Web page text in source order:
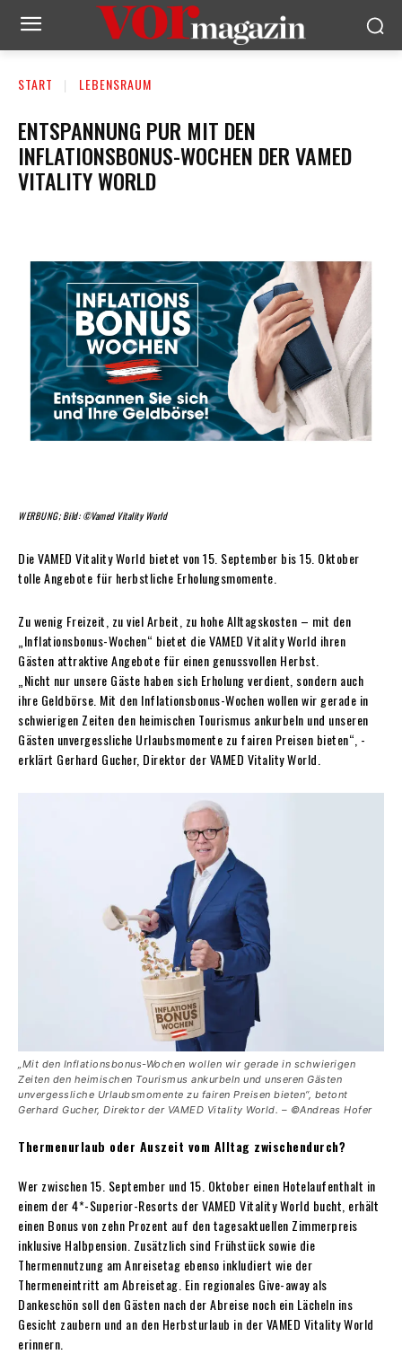
START LEBENSRAUM
ENTSPANNUNG PUR MIT DEN
INFLATIONSBONUS-WOCHEN DER VAMED
VITALITY WORLD
WERBUNG; Bild: ©Vamed Vitality World
Die VAMED Vitality World bietet von 15. September bis 15. Oktober
tolle Angebote für herbstliche Erholungsmomente.
Zu wenig Freizeit, zu viel Arbeit, zu hohe Alltagskosten – mit den
„Inflationsbonus-Wochen“ bietet die VAMED Vitality World ihren
Gästen attraktive Angebote für einen genussvollen Herbst.
„Nicht nur unsere Gäste haben sich Erholung verdient, sondern auch
ihre Geldbörse. Mit den Inflationsbonus-Wochen wollen wir gerade in
schwierigen Zeiten den heimischen Tourismus ankurbeln und unseren
Gästen unvergessliche Urlaubsmomente zu fairen Preisen bieten“, ­
erklärt Gerhard Gucher, Direktor der VAMED Vitality World.
„Mit den Inflations­bonus-Wochen wollen wir gerade in schwierigen
Zeiten den heimischen Tourismus ankurbeln und unseren Gästen
unvergessliche Urlaubsmomente zu fairen Preisen bieten“, betont
Gerhard Gucher, Direktor der VAMED Vitality World. – ©Andreas Hofer
Thermenurlaub oder Auszeit vom Alltag zwischendurch?
Wer zwischen 15. September und 15. Oktober einen Hotelaufenthalt in
einem der 4*-Superior-Resorts der VAMED Vitality World bucht, erhält
einen Bonus von zehn Prozent auf den tagesaktuellen Zimmerpreis
inklusive Halbpension. ­Zusätzlich sind Frühstück sowie die
Thermennutzung am Anreisetag ebenso inkludiert wie der
Thermeneintritt am Abreisetag. Ein regionales Give-away als
Dankeschön soll den Gästen nach der Abreise noch ein Lächeln ins
Gesicht zaubern und an den Herbsturlaub in der VAMED Vitality World
erinnern.